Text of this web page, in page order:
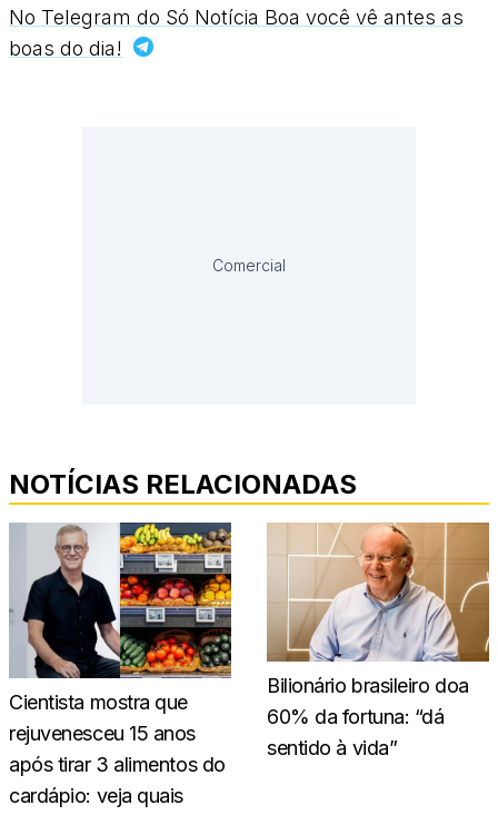
No Telegram do Só Notícia Boa você vê antes as
boas do dia!
Comercial
NOTÍCIAS RELACIONADAS
Cientista mostra que
rejuvenesceu 15 anos
após tirar 3 alimentos do
cardápio: veja quais
Bilionário brasileiro doa
60% da fortuna: “dá
sentido à vida”